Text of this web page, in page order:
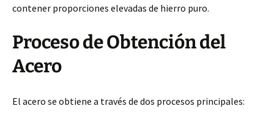
contener proporciones elevadas de hierro puro.
Proceso de Obtención del
Acero
El acero se obtiene a través de dos procesos principales: